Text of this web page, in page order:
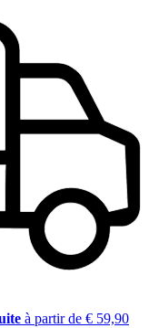
à partir de € 59,90